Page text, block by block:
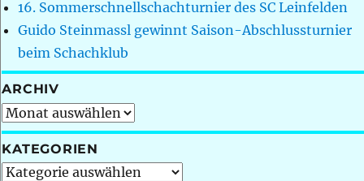
16. Sommerschnellschachturnier des SC Leinfelden
Guido Steinmassl gewinnt Saison-Abschlussturnier
beim Schachklub
ARCHIV
Archiv
KATEGORIEN
Kategorien